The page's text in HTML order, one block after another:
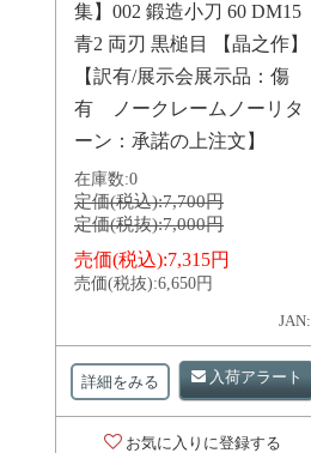
集】002 鍛造小刀 60 DM15
青2 両刃 黒槌目 【晶之作】
【訳有/展示会展示品：傷
有 ノークレームノーリタ
ーン：承諾の上注文】
在庫数:0
定価(税込):7,700円
定価(税抜):7,000円
売価(税込):7,315円
売価(税抜):6,650円
JAN:
詳細をみる 入荷アラート
お気に入りに登録する